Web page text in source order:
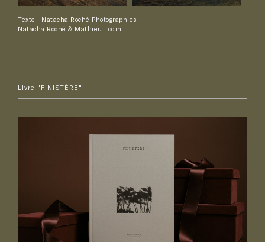
Texte : Natacha Roché Photographies :
Natacha Roché & Mathieu Lodin
Livre "FINISTÈRE"